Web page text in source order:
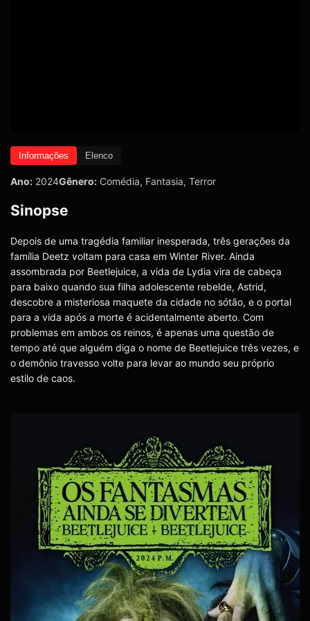
Informações Elenco
Ano: 2024Gênero: Comédia, Fantasia, Terror
Sinopse
Depois de uma tragédia familiar inesperada, três gerações da
família Deetz voltam para casa em Winter River. Ainda
assombrada por Beetlejuice, a vida de Lydia vira de cabeça
para baixo quando sua filha adolescente rebelde, Astrid,
descobre a misteriosa maquete da cidade no sótão, e o portal
para a vida após a morte é acidentalmente aberto. Com
problemas em ambos os reinos, é apenas uma questão de
tempo até que alguém diga o nome de Beetlejuice três vezes, e
o demônio travesso volte para levar ao mundo seu próprio
estilo de caos.